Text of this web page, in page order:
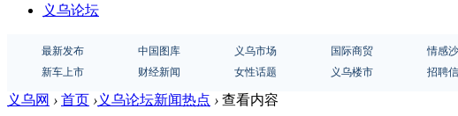
义乌论坛
最新发布 中国图库 义乌市场 国际商贸 情感
新车上市
财经新闻 女性话题 义乌楼市 招聘
义乌网 › 首页 ›义乌论坛新闻热点 › 查看内容